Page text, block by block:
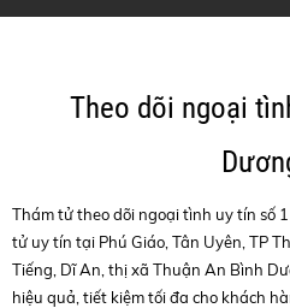
Theo dõi ngoại
Thám tử theo dõi ngoại tình uy tín số
tử uy tín tại Phú Giáo, Tân Uyên, TP
Tiếng, Dĩ An, thị xã Thuận An Bình
hiệu quả, tiết kiệm tối đa cho khách